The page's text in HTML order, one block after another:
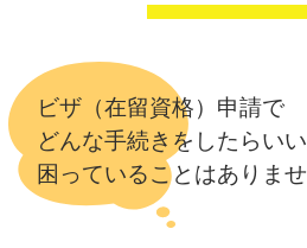
ビザ（在留資格）申請で
どんな手続きをしたらい
困っていることはありま